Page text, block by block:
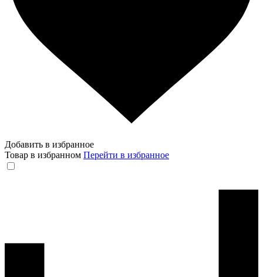
Добавить в избранное
Товар в избранном Перейти в избранное